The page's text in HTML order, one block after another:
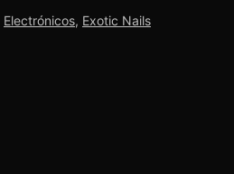
Electrónicos, Exotic Nails